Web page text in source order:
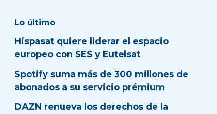
Lo último
Hispasat quiere liderar el espacio
europeo con SES y Eutelsat
Spotify suma más de 300 millones de
abonados a su servicio prémium
DAZN renueva los derechos de la